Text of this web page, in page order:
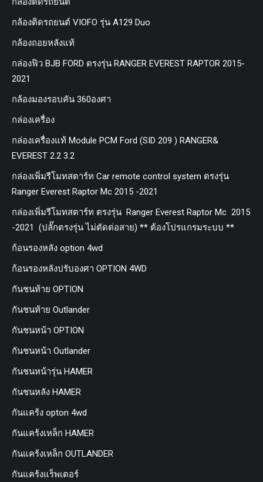
กล้องติดรถยนต์ VIOFO รุ่น A129 Duo
กล้องถอยหลังแท้
กล่องฟิว BJB FORD ตรงรุ่น RANGER EVEREST RAPTOR 2015-
2021
กล้องมองรอบคัน 360องศา
กล่องเครื่อง
กล่องเครื่องแท้ Module PCM Ford (SID 209 ) RANGER&
EVEREST 2.2 3.2
กล่องเพิ่มรีโมทสตาร์ท Car remote control system ตรงรุ่น
Ranger Everest Raptor Mc 2015 -2021
กล่องเพิ่มรีโมทสตาร์ท ตรงรุ่น Ranger Everest Raptor Mc 2015
-2021 (ปลั๊กตรงรุ่น ไม่ตัดต่อสาย) ** ต้องโปรแกรมระบบ **
ก้อนรองหลัง option 4wd
ก้อนรองหลังปรับองศา OPTION 4WD
กันชนท้าย OPTION
กันชนท้าย Outlander
กันชนหน้า OPTION
กันชนหน้า Outlander
กันชนหน้ารุ่น HAMER
กันชนหลัง HAMER
กันแคร้ง opton 4wd
กันแคร้งเหล็ก HAMER
กันแคร้งเหล็ก OUTLANDER
กันแคร้งแร็พเตอร์